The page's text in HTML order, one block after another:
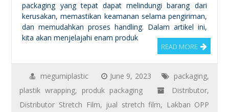
packaging yang tepat dapat melindungi barang dari
kerusakan, memastikan keamanan selama pengiriman,
dan memudahkan proses handling. Dalam artikel ini,
kita akan menjelajahi enam produk
READ MORE
megumiplastic June 9, 2023 packaging,
plastik wrapping, produk packaging Distributor,
Distributor Stretch Film, jual stretch film, Lakban OPP